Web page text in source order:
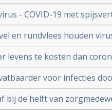
zij in een brief.
- COVID-19 met
dan patiënten
en rundvlees houden
Ellen van der Gaag. En
levens te kosten dan
gericht op de
voor infecties
door hun
meer kankerpatienten
bij de helft van